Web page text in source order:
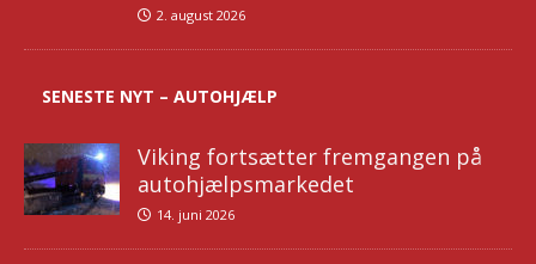
2. august 2026
SENESTE NYT – AUTOHJÆLP
Viking fortsætter fremgangen på
autohjælpsmarkedet
14. juni 2026